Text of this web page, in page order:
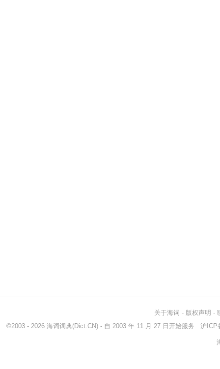
关于海词 - 版权声明 -
©2003 - 2026 海词词典(Dict.CN) - 自 2003 年 11 月 27 日开始服务 沪ICP